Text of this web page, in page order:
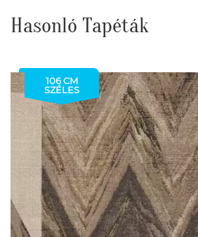
Hasonló Tapéták
106 CM
SZÉLES